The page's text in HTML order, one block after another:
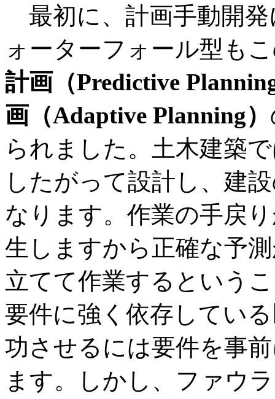
最初に、計画手動開
ォーターフォール型も
計画（Predictive
画（Adaptive Planning）
られました。土木建築
したがって設計し、建
なります。作業の手戻
生しますから正確な予
立てて作業するという
要件に強く依存してい
功させるには要件を事
ます。しかし、ファウ